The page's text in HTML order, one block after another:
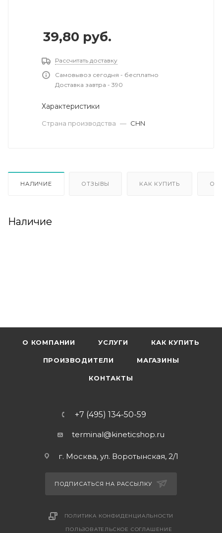
39,80 руб.
Рассчитать доставку
Самовывоз сегодня - бесплатно
Доставка завтра - 390
Характеристики
Страна производства — CHN
НАЛИЧИЕ ОТЗЫВЫ КАК КУПИТЬ
Наличие
О КОМПАНИИ УСЛУГИ КАК КУПИТЬ
ПРОИЗВОДИТЕЛИ МАГАЗИНЫ
КОНТАКТЫ
+7 (495) 134-50-59
terminal@kineticshop.ru
г. Москва, ул. Воротынская, 2/1
ПОДПИСАТЬСЯ НА РАССЫЛКУ
ПОЛИТИКА КОНФИДЕНЦИАЛЬНОСТИ
ПОЛЬЗОВАТЕЛЬСКОЕ СОГЛАШЕНИЕ